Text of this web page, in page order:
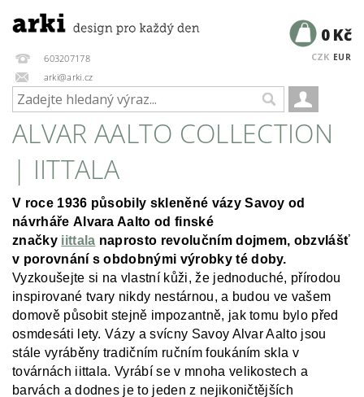
603207178
arki@arki.cz
CZK EUR
0 Kč
ALVAR AALTO COLLECTION
| IITTALA
V roce 1936 působily skleněné vázy Savoy od
návrháře Alvara Aalto od finské
značky iittala naprosto revolučním dojmem, obzvlášť
v porovnání s obdobnými výrobky té doby.
Vyzkoušejte si na vlastní kůži, že jednoduché, přírodou
inspirované tvary nikdy nestárnou, a budou ve vašem
domově působit stejně impozantně, jak tomu bylo před
osmdesáti lety. Vázy a svícny Savoy Alvar Aalto jsou
stále vyráběny tradičním ručním foukáním skla v
továrnách iittala. Vyrábí se v mnoha velikostech a
barvách a dodnes je to jeden z nejikoničtějších